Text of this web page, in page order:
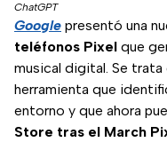
ChatGPT
Google presentó una
teléfonos Pixel que
musical digital. Se trata
herramienta que
entorno y que ahora
Store tras el March